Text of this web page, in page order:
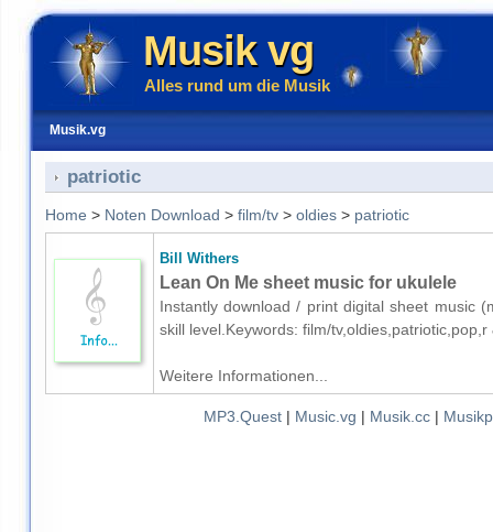
Musik vg
Alles rund um die Musik
Musik.vg
patriotic
Home > Noten Download > film/tv> oldies> patriotic
Bill Withers
Lean On Me sheet music for ukulele
Instantly download / print digital sheet music
skill level.Keywords: film/
Weitere Informationen...
MP3.Quest| Music.vg | Musik.cc|